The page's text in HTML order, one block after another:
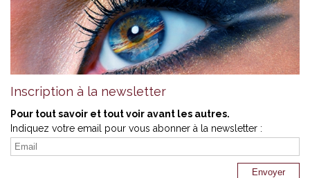
Inscription à la newsletter
Pour tout savoir et tout voir avant les autres.
Indiquez votre email pour vous abonner à la newsletter :